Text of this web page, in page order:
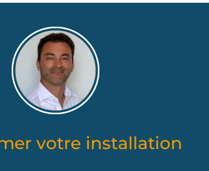
votre installation